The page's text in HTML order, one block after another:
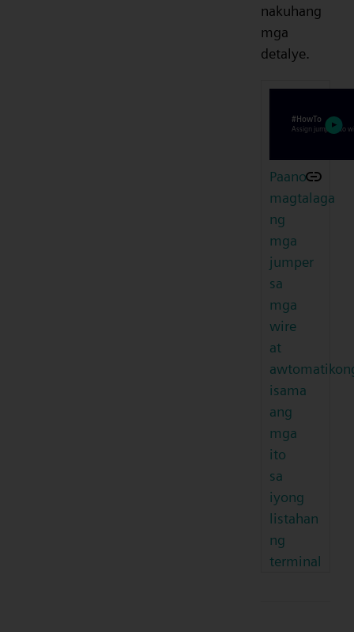
nakuhang
mga
detalye.
Paano
magtalaga
ng
mga
jumper
sa
mga
wire
at
isama
ang
mga
ito
sa
iyong
listahan
ng
terminal